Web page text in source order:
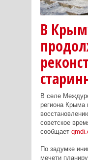
В
В селе
региона Крыма
советское
сообщает
По задумке
мечети